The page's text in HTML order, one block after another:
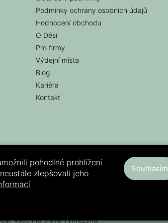
pohodlné prohlížení
zlepšovali jeho
Souhlasím
Podmínky ochrany osobních údajů
Hodnocení obchodu
O Dési
Pro firmy
Výdejní místa
Blog
Kariéra
Kontakt
. Všechna práva vyhrazena.